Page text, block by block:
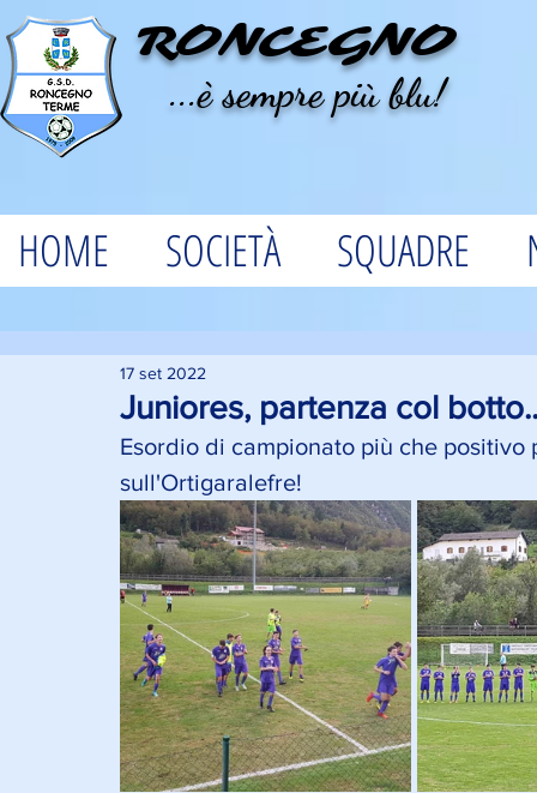
RONCEGNO
...è sempre più blu!
HOME SOCIETÀ SQUADRE
Juniores, partenza col
17 set 2022
Esordio di campionato più che
sull'Ortigaralefre!